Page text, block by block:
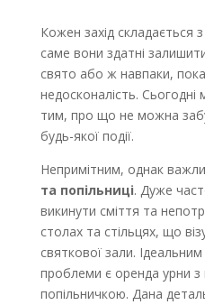
Кожен захід складається з
саме вони здатні
свято або ж навпаки,
недосконалість.
тим, про що не можна
будь-якої події.
Непримітним, однак
та попільниці. Дуже
викинути сміття та
столах та стільцях, що
святкової зали. Ідеальним
проблеми є оренда урни
попільничкою. Дана